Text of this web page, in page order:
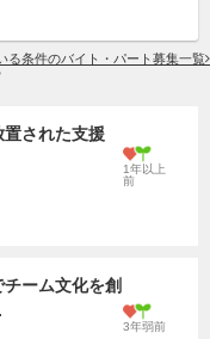
る条件のバイト・パート募集一覧
置された支援
1年以上
前
チーム文化を創
3年弱前